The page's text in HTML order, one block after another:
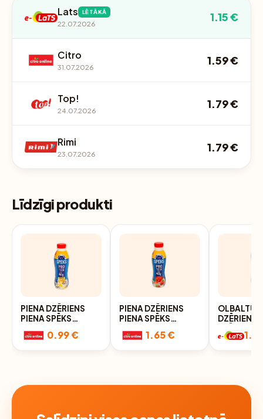
Lats LĒTĀKĀ
22.07.2026
1.15 €
Citro
31.07.2026
1.59 €
Top!
24.07.2026
1.79 €
Rimi
23.07.2026
1.79 €
Līdzīgi produkti
PIENA DZĒRIENS
PIENA SPĒKS
0.99 €
PIENA DZĒRIENS
PIENA SPĒKS
1.65 €
DZĒRIENS
460G